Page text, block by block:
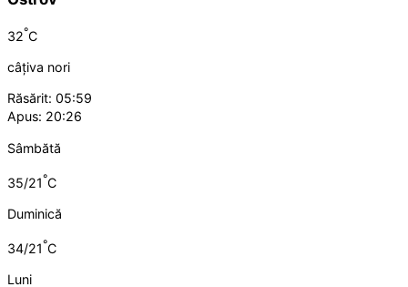
32°C
câțiva nori
Răsărit: 05:59
Apus: 20:26
Sâmbătă
35/21°C
Duminică
34/21°C
Luni